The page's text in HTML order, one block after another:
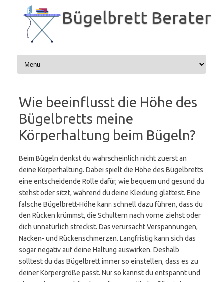
Inhalt
springen
Bügelbrett Berater
Wie beeinflusst die Höhe des
Bügelbretts meine
Körperhaltung beim Bügeln?
Beim Bügeln denkst du wahrscheinlich nicht zuerst an
deine Körperhaltung. Dabei spielt die Höhe des Bügelbretts
eine entscheidende Rolle dafür, wie bequem und gesund du
stehst oder sitzt, während du deine Kleidung glättest. Eine
falsche Bügelbrett-Höhe kann schnell dazu führen, dass du
den Rücken krümmst, die Schultern nach vorne ziehst oder
dich unnatürlich streckst. Das verursacht Verspannungen,
Nacken- und Rückenschmerzen. Langfristig kann sich das
sogar negativ auf deine Haltung auswirken. Deshalb
solltest du das Bügelbrett immer so einstellen, dass es zu
deiner Körpergröße passt. Nur so kannst du entspannt und